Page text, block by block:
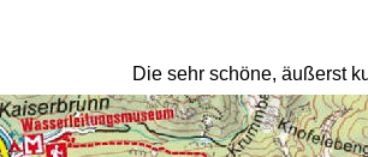
Die sehr schöne, äußerst